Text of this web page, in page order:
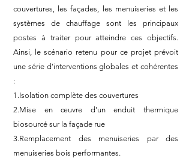
couvertures, les façades, les menuiseries et les
systèmes de chauffage sont les principaux
postes à traiter pour atteindre ces objectifs.
Ainsi, le scénario retenu pour ce projet prévoit
une série d’interventions globales et cohérentes
:
1.Isolation complète des couvertures
2.Mise en œuvre d’un enduit thermique
biosourcé sur la façade rue
3.Remplacement des menuiseries par des
menuiseries bois performantes.